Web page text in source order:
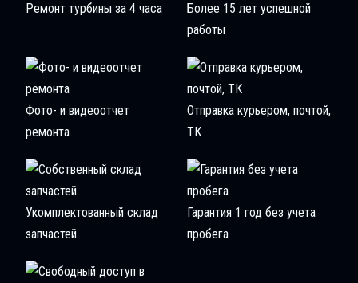
Ремонт турбины за 4 часа
Более 15 лет успешной
работы
Фото- и видеоотчет
ремонта
Отправка курьером, почтой,
ТК
Укомплектованный склад
запчастей
Гарантия 1 год без учета
пробега